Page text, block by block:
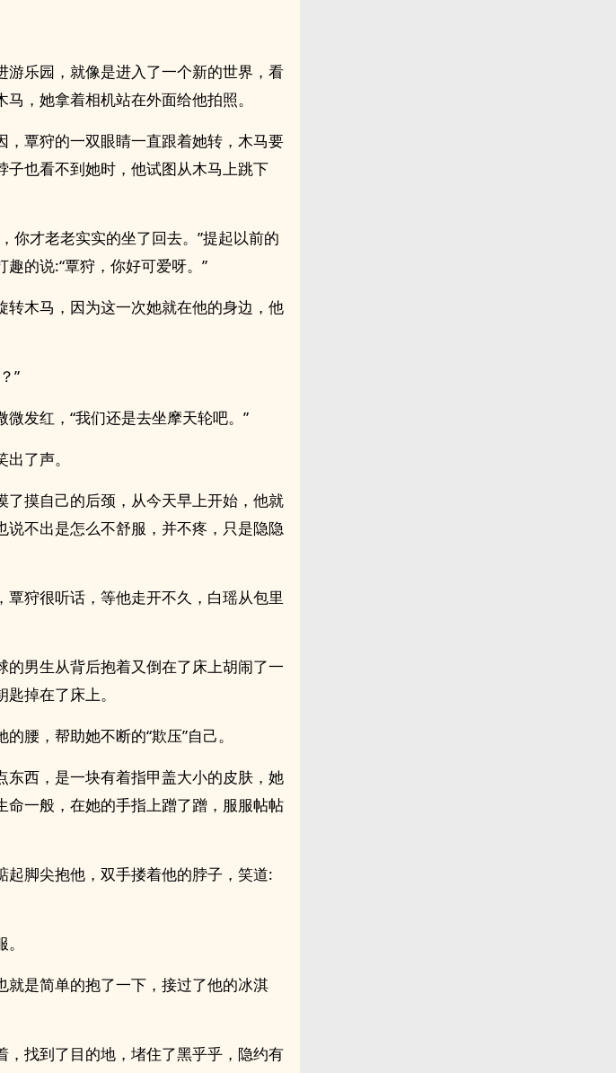
乐园，就像是进入了一个新的世界，看
，她拿着相机站在外面给他拍照。
覃狩的一双眼睛一直跟着她转，木马要
也看不到她时，他试图从木马上跳下
你才老老实实的坐了回去。”提起以前的
的说:“覃狩，你好可爱呀。”
转木马，因为这一次她就在他的身边，他
”
发红，“我们还是去坐摩天轮吧。”
了声。
摸自己的后颈，从今天早上开始，他就
不出是怎么不舒服，并不疼，只是隐隐
狩很听话，等他走开不久，白瑶从包里
男生从背后抱着又倒在了床上胡闹了一
掉在了床上。
腰，帮助她不断的“欺压”自己。
西，是一块有着指甲盖大小的皮肤，她
一般，在她的手指上蹭了蹭，服服帖帖
脚尖抱他，双手搂着他的脖子，笑道:
是简单的抱了一下，接过了他的冰淇
，找到了目的地，堵住了黑乎乎，隐约有